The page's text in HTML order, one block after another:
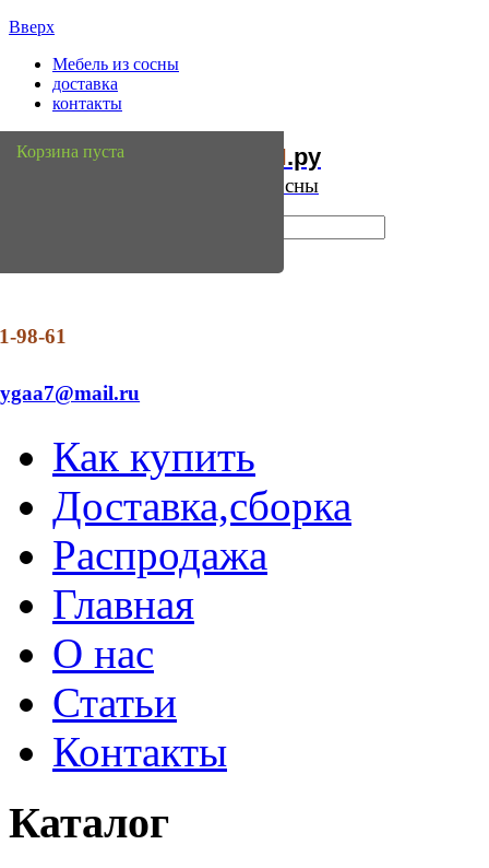
Вверх
Мебель из сосны
доставка
контакты
Мебель Сосны.ру
Интернет магазин мебели из сосны
98-61
Как купить
Доставка,сборка
Распродажа
Главная
О нас
Статьи
Контакты
Корзина пуста
Каталог